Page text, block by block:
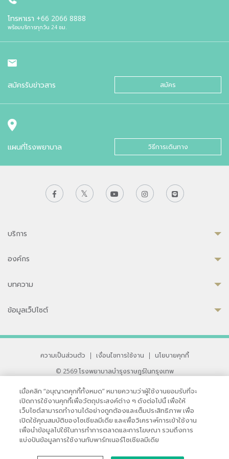
โทรหาเรา +66 2066 8888
พร้อมบริการทุกวัน 24 ชม.
สมัครรับข่าวสาร สมัคร
แผนที่โรงพยาบาล วิธีการเดินทาง
บริการ
องค์กร
บทความ
ข้อมูลเว็ปไซต์
ความเป็นส่วนตัว | เงื่อนไขการใช้งาน |
นโยบายคุกกี้
© 2569 โรงพยาบาลบำรุงราษฎร์ในกรุงเทพ
33 สุขุมวิท ซอย 3 เขตวัฒนา กรุงเทพ 10110 ประเทศไทย
หากท่านมีข้อคิดเห็นหรือปัญหาในการใช้เว็บไซต์ของเรา
เมื่อคลิก “อนุญาตคุกกี้ทั้งหมด” หมายความว่าผู้ใช้งานยอมรับที่จะ
เปิดการใช้งานคุกกี้เพื่อวัตถุประสงค์ต่าง ๆ ดังต่อไปนี้ เพื่อให้
เว็บไซต์สามารถทำงานได้อย่างถูกต้องและเต็มประสิทธิภาพ เพื่อ
เปิดใช้คุณสมบัติของโซเชียลมีเดีย และเพื่อวิเคราะห์การเข้าใช้งาน
เพื่อนำข้อมูลไปใช้ในการทำการตลาดและการโฆษณา รวมถึงการ
แบ่งปันข้อมูลการใช้งานกับพาร์ทเนอร์โซเชียลมีเดีย